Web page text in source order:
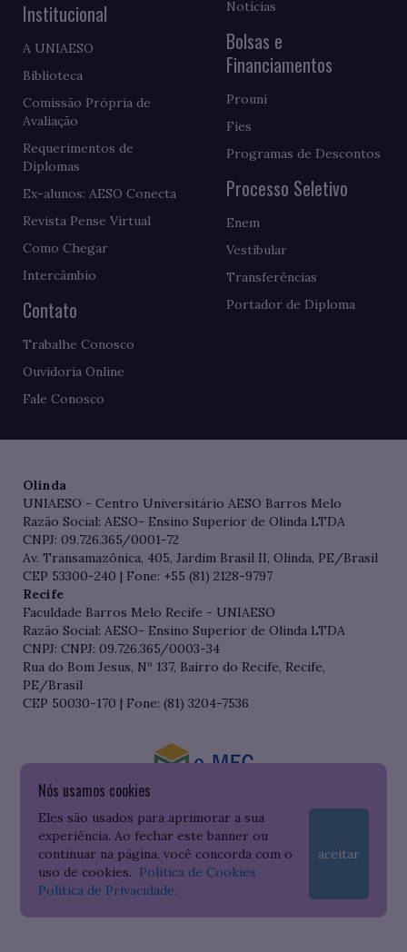
Nós usamos cookies
Eles são usados para aprimorar a sua
experiência. Ao fechar este banner ou
continuar na página, você concorda com o
uso de cookies. Política de Cookies
Política de Privacidade.
aceitar
Institucional
A UNIAESO
Biblioteca
Comissão Própria de
Avaliação
Requerimentos de
Diplomas
Ex-alunos: AESO Conecta
Revista Pense Virtual
Como Chegar
Intercâmbio
Contato
Trabalhe Conosco
Ouvidoria Online
Fale Conosco
Notícias
Bolsas e
Financiamentos
Prouni
Fies
Programas de Descontos
Processo Seletivo
Enem
Vestibular
Transferências
Portador de Diploma
Olinda
UNIAESO - Centro Universitário AESO Barros Melo
Razão Social: AESO- Ensino Superior de Olinda LTDA
CNPJ: 09.726.365/0001-72
Av. Transamazônica, 405, Jardim Brasil II, Olinda, PE/Brasil
CEP 53300-240 | Fone: +55 (81) 2128-9797
Recife
Faculdade Barros Melo Recife - UNIAESO
Razão Social: AESO- Ensino Superior de Olinda LTDA
CNPJ: CNPJ: 09.726.365/0003-34
Rua do Bom Jesus, Nº 137, Bairro do Recife, Recife,
PE/Brasil
CEP 50030-170 | Fone: (81) 3204-7536
Consulte o cadastro da Instituição no Sistema do e-MEC